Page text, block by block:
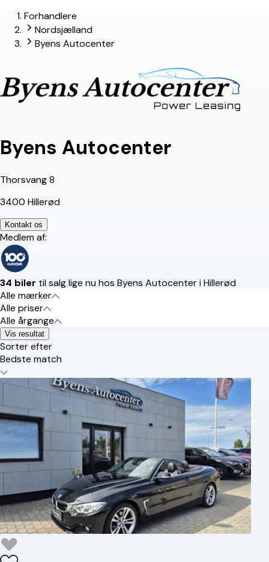
Forhandlere
Nordsjælland
Byens Autocenter
Byens Autocenter
Thorsvang 8
3400 Hillerød
Kontakt os
Medlem af:
34 biler til salg lige nu hos Byens Autocenter i Hillerød
Alle mærker
Alle priser
Alle årgange
Vis resultat
Sorter efter
Bedste match